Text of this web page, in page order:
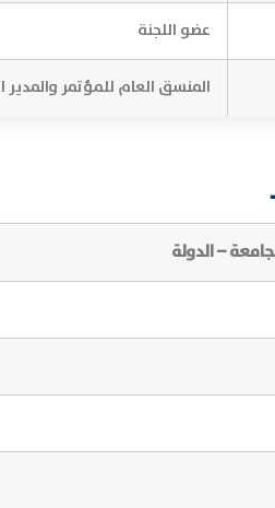
عضو اللجنة
المنسق العام للمؤتمر والمدير
– الدولة